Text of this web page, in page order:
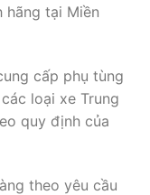
hãng tại Miền
cấp phụ tùng
loại xe Trung
quy định của
theo yêu cầu